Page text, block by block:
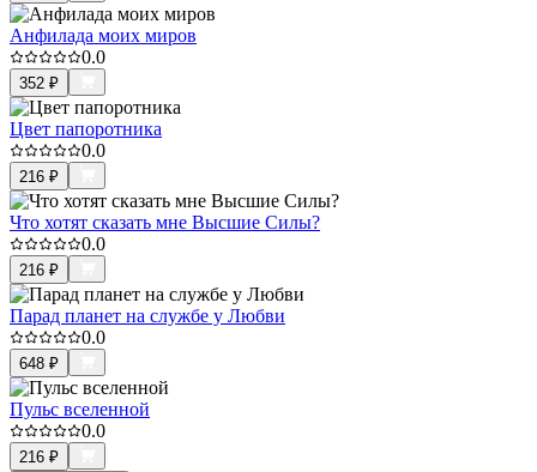
Анфилада моих миров
0.0
352 ₽
Цвет папоротника
0.0
216 ₽
Что хотят сказать мне Высшие Силы?
0.0
216 ₽
Парад планет на службе у Любви
0.0
648 ₽
Пульс вселенной
0.0
216 ₽